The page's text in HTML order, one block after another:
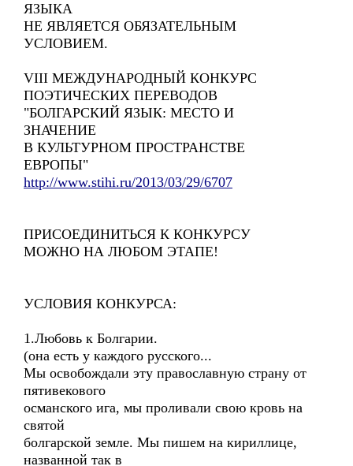
ЯЗЫКА
НЕ ЯВЛЯЕТСЯ ОБЯЗАТЕЛЬНЫМ
УСЛОВИЕМ.
VIII МЕЖДУНАРОДНЫЙ КОНКУРС
ПОЭТИЧЕСКИХ ПЕРЕВОДОВ
"БОЛГАРСКИЙ ЯЗЫК: МЕСТО И
ЗНАЧЕНИЕ
В КУЛЬТУРНОМ ПРОСТРАНСТВЕ
ЕВРОПЫ"
http://www.stihi.ru/2013/03/29/6707
ПРИСОЕДИНИТЬСЯ К КОНКУРСУ
МОЖНО НА ЛЮБОМ ЭТАПЕ!
УСЛОВИЯ КОНКУРСА:
1.Любовь к Болгарии.
(она есть у каждого русского...
Мы освобождали эту православную страну от
пятивекового
османского ига, мы проливали свою кровь на
святой
болгарской земле. Мы пишем на кириллице,
названной так в